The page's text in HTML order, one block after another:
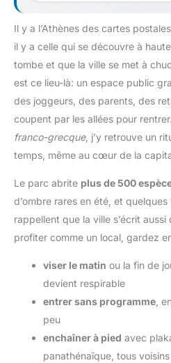
Il y a l’Athènes des cartes
il y a celle qui se découvre à
tombe et que la ville se met à
est ce lieu-là: un espace public
des joggeurs, des parents, des
coupent par les allées pour
franco-grecque, j’y retrouve un
temps, même au cœur de la
Le parc abrite plus de 500
d’ombre rares en été, et
rappellent que la ville s’écrit
profiter comme un local, gardez
viser le matin ou la fin de
devient respirable
entrer sans programme,
peu
enchaîner à pied avec
panathénaïque, tous voisins